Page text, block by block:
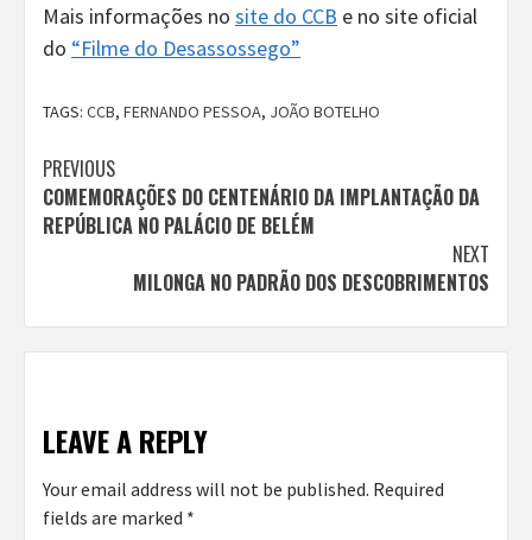
Mais informações no site do CCB e no site oficial
do “Filme do Desassossego”
TAGS: CCB, FERNANDO PESSOA, JOÃO BOTELHO
Continue
Reading
PREVIOUS
COMEMORAÇÕES DO CENTENÁRIO DA IMPLANTAÇÃO DA
REPÚBLICA NO PALÁCIO DE BELÉM
NEXT
MILONGA NO PADRÃO DOS DESCOBRIMENTOS
LEAVE A REPLY
Your email address will not be published. Required
fields are marked *